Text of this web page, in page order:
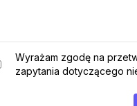
Wyrażam zgodę na
zapytania dotyczącego